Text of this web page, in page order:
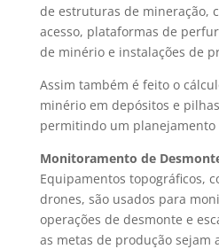
de estruturas de mineração,
acesso, plataformas de
de minério e instalações de
Assim também é feito o
minério em depósitos e
permitindo um planejamento
Monitoramento de
Equipamentos topográficos,
drones, são usados para
operações de desmonte e
as metas de produção sejam